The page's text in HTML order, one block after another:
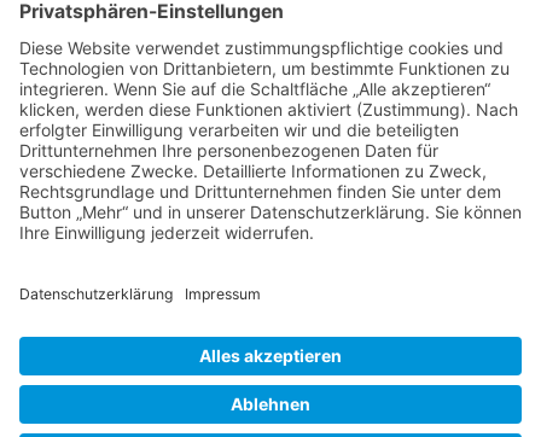
Du darfst deine Beiträge in diesem Forum
löschen.
Du darfstkeineDateianhänge in diesem Forum
erstellen.
Foren-Übersicht Alle Zeiten sindUTC+02:00